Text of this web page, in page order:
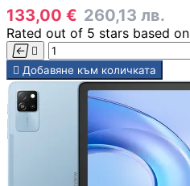
133,00 € 260,13 лв.
Rated out of 5 stars based on
 
 Добавяне към количката